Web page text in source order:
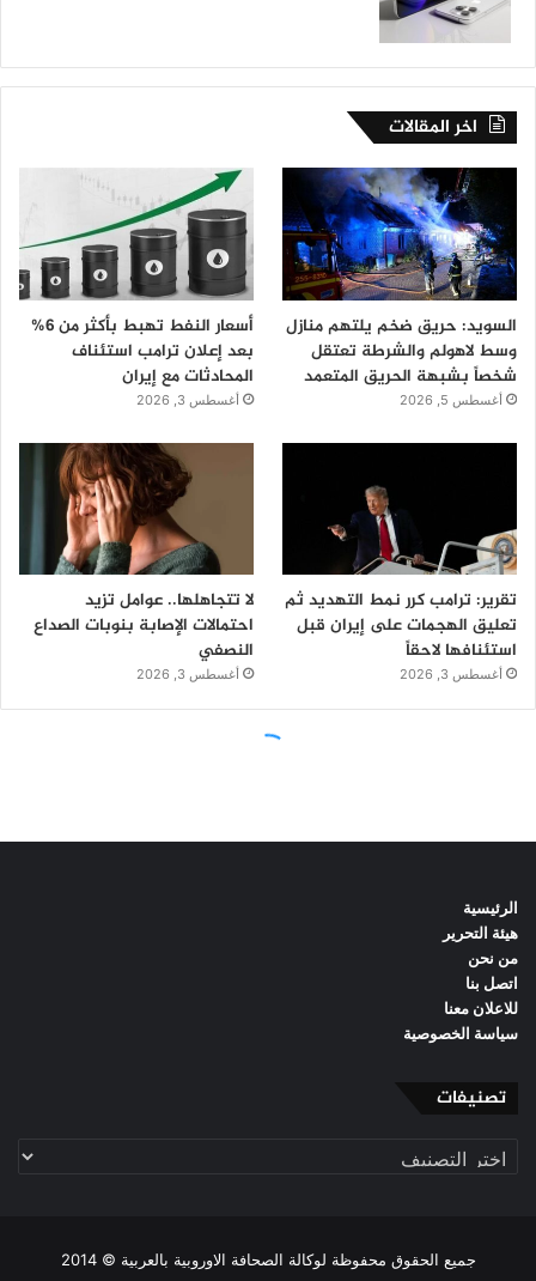
الرئيسية
هيئة التحرير
من نحن
اتصل بنا
للاعلان معنا
سياسة الخصوصية
تصنيفات
تصنيفات
جميع الحقوق محفوظة لوكالة الصحافة الاوروبية بالعربية © 2014